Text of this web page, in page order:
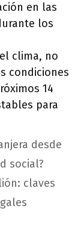
en las
los
clima, no
condiciones
14
para
desde
social?
claves